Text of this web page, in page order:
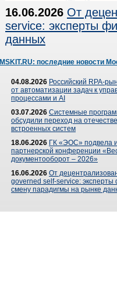
16.06.2026 От
service: эксперты
данных
MSKIT.RU: последние новости
04.08.2026 Российский RPA-
от автоматизации задач к
процессами и AI
03.07.2026 Системные
обсудили переход на
встроенных систем
18.06.2026 ГК «ЭОС» подвела
партнерской конференции
документооборот – 2026»
16.06.2026 От
governed self-service: эксперты
смену парадигмы на рынке